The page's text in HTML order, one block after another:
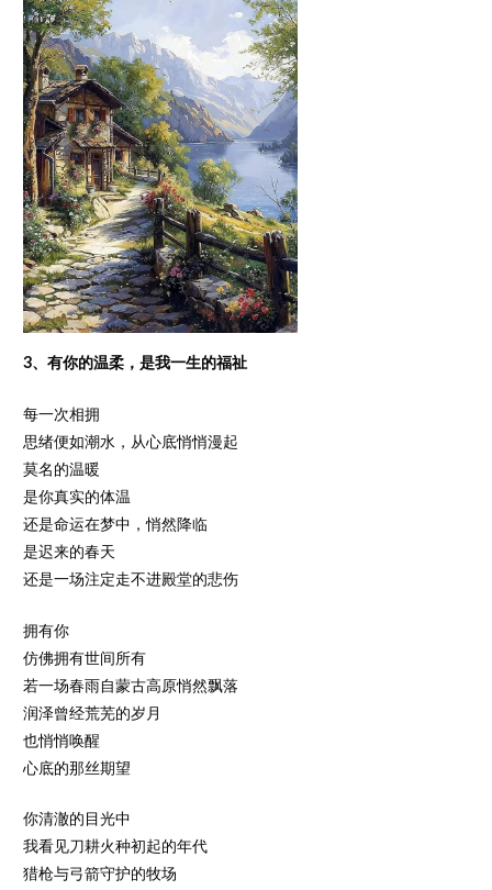
3、有你的温柔，是我一生的福祉
每一次相拥
思绪便如潮水，从心底悄悄漫起
莫名的温暖
是你真实的体温
还是命运在梦中，悄然降临
是迟来的春天
还是一场注定走不进殿堂的悲伤
拥有你
仿佛拥有世间所有
若一场春雨自蒙古高原悄然飘落
润泽曾经荒芜的岁月
也悄悄唤醒
心底的那丝期望
你清澈的目光中
我看见刀耕火种初起的年代
猎枪与弓箭守护的牧场